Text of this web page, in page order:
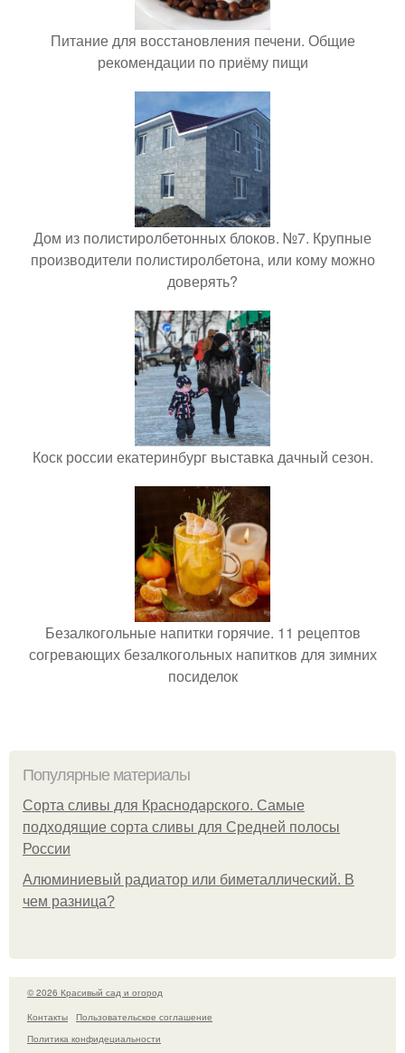
Питание для восстановления печени. Общие
рекомендации по приёму пищи
Дом из полистиролбетонных блоков. №7. Крупные
производители полистиролбетона, или кому можно
доверять?
Коск россии екатеринбург выставка дачный сезон.
Безалкогольные напитки горячие. 11 рецептов
согревающих безалкогольных напитков для зимних
посиделок
Популярные материалы
Сорта сливы для Краснодарского. Самые
подходящие сорта сливы для Средней полосы
России
Алюминиевый радиатор или биметаллический. В
чем разница?
© 2026 Красивый сад и огород
Контакты
Пользовательское соглашение
Политика конфидециальности